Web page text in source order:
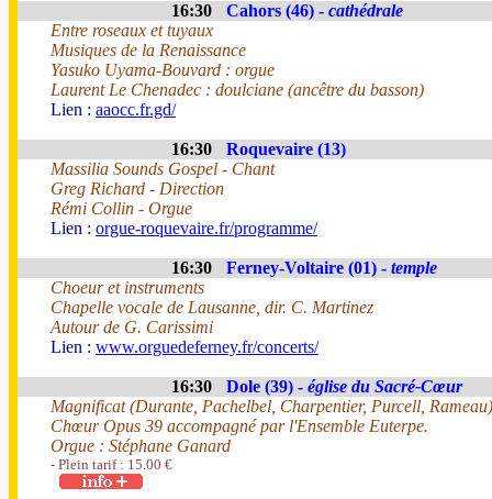
16:30 Cahors (46) - cathédrale
Entre roseaux et tuyaux
Musiques de la Renaissance
Yasuko Uyama-Bouvard : orgue
Laurent Le Chenadec : doulciane (ancêtre du basson)
Lien : aaocc.fr.gd/
16:30
Roquevaire (13)
Massilia Sounds Gospel - Chant
Greg Richard - Direction
Rémi Collin - Orgue
Lien : orgue-roquevaire.fr/programme/
16:30 Ferney-Voltaire (01) - temple
Choeur et instruments
Chapelle vocale de Lausanne, dir. C. Martinez
Autour de G. Carissimi
Lien : www.orguedeferney.fr/concerts/
16:30 Dole (39) - église du Sacré-Cœur
Magnificat (Durante, Pachelbel, Charpentier, Purcell, Rameau)
Chœur Opus 39 accompagné par l'Ensemble Euterpe.
Orgue : Stéphane Ganard
- Plein tarif : 15.00 €